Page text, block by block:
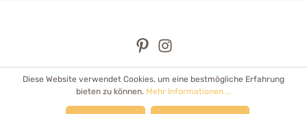
* Alle Preise inkl. gesetzl. Mehrwertsteuer zzgl.Versandkosten
und ggf. Nachnahmegebühren, wenn nicht anders angegeben.
Diese Website verwendet Cookies, um eine bestmögliche Erfahrung
bieten zu können. Mehr Informationen ...